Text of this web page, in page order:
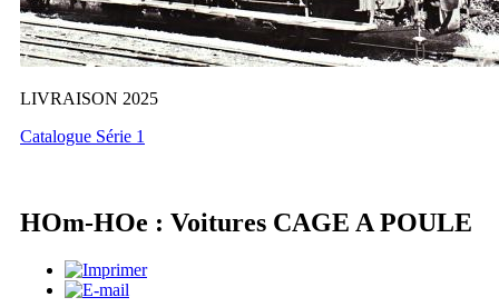
LIVRAISON 2025
Catalogue Série 1
HOm-HOe : Voitures CAGE A POULE